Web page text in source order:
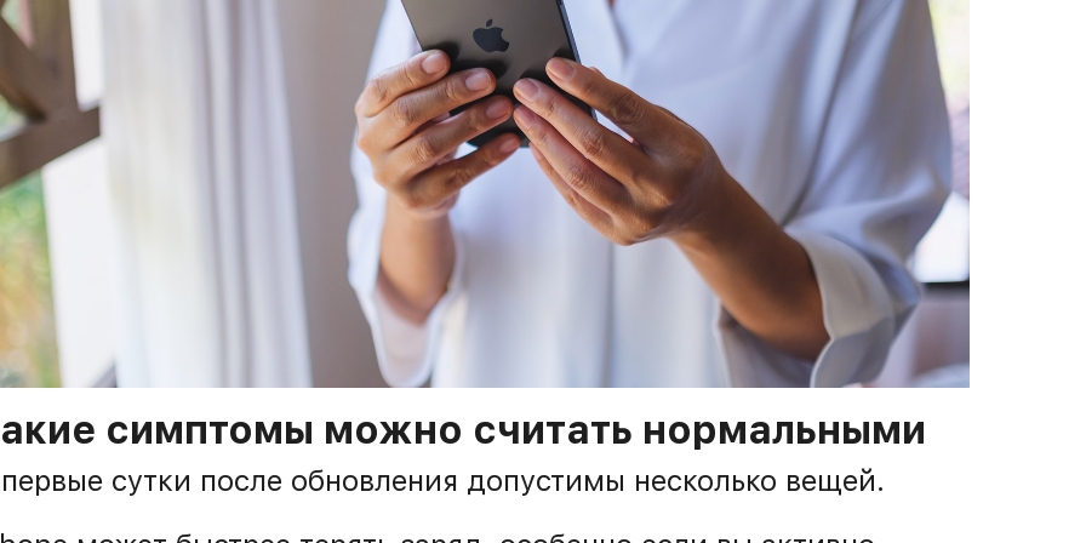
симптомы можно считать нормальными
сутки после обновления допустимы несколько вещей.